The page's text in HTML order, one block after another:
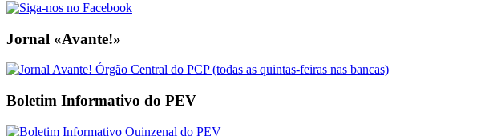
Jornal «Avante!»
Boletim Informativo do PEV